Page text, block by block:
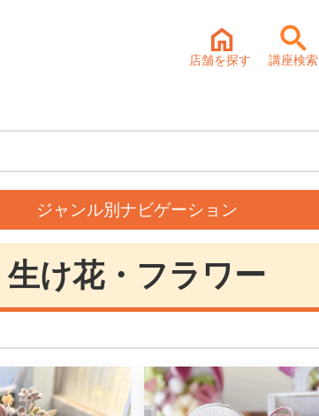
店舗を探す 講座検索
ジャンル別ナビゲーション
生け花・フラワー